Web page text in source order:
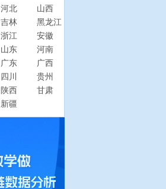
河北
山西
吉林
黑龙江
浙江
安徽
山东
河南
广东
广西
四川
贵州
陕西
甘肃
新疆